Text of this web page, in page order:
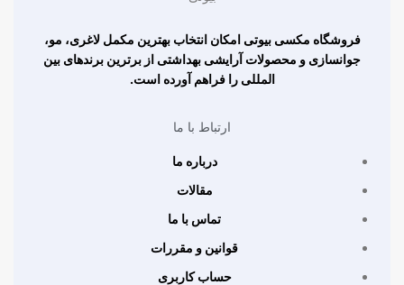
فروشگاه مکسی بیوتی امکان انتخاب بهترین مکمل لاغری، مو،
جوانسازی و محصولات آرایشی بهداشتی از برترین برندهای بین
المللی را فراهم آورده است.
ارتباط با ما
درباره ما
مقالات
تماس با ما
قوانین و مقررات
حساب کاربری